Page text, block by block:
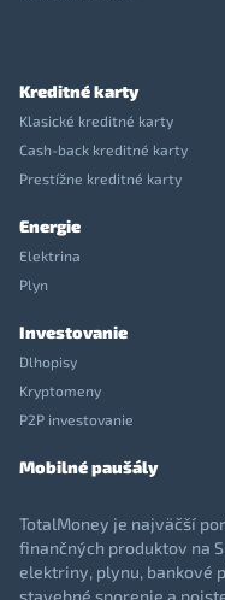
Kreditné karty
Klasické kreditné karty
Cash-back kreditné karty
Prestížne kreditné karty
Energie
Elektrina
Plyn
Investovanie
Dlhopisy
Kryptomeny
P2P investovanie
Mobilné paušály
TotalMoney je najväčší
finančných produktov na
elektriny, plynu, bankové
stavebné sporenie a